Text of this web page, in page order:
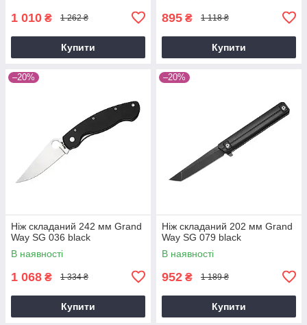
1 010 ₴ 1 262 ₴
Купити
895 ₴ 1 118 ₴
Купити
–20%
Ніж складаний 242 мм Grand
Way SG 036 black
В наявності
1 068 ₴ 1 334 ₴
Купити
–20%
Ніж складаний 202 мм Grand
Way SG 079 black
В наявності
952 ₴ 1 189 ₴
Купити